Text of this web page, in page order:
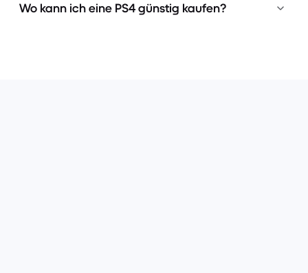
Wo kann ich eine PS4 günstig kaufen?